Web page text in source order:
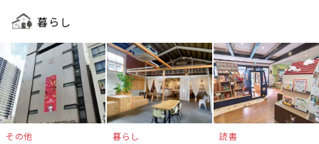
暮らし
その他 暮らし 読書